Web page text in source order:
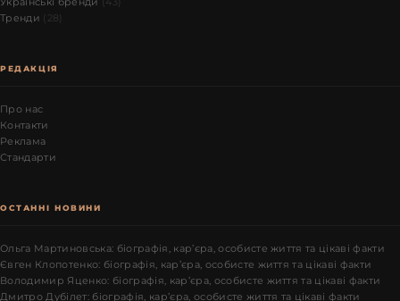
Тренди (28)
РЕДАКЦІЯ
Про нас
Контакти
Реклама
Стандарти
ОСТАННІ НОВИНИ
Ольга Мартиновська: біографія, кар’єра, особисте життя та цікаві факти
Євген Клопотенко: біографія, кар’єра, особисте життя та цікаві факти
Володимир Яценко: біографія, кар’єра, особисте життя та цікаві факти
Дмитро Дубілет: біографія, кар’єра, особисте життя та цікаві факти